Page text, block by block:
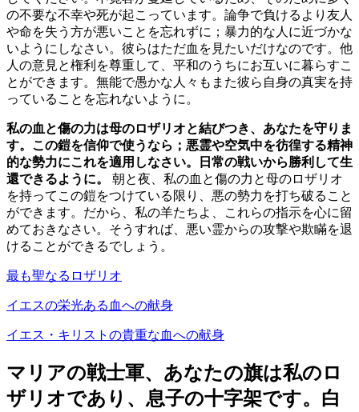
の不要な不幸や死が起こっています。論争で負けるより友人
や命を失う方が悪いことを忘れずに；暴力的な人に近づかな
いようにしなさい。彼らはただ血を見たいだけなのです。他
人の意見と権利を尊重して、平和のうちにお互いに暮らすこ
とができます。無能で愚かな人々もまた彼ら自身の真実を持
っていることを忘れないように。
私の血と傷の力は母のロザリオと結びつき、あなたを守りま
す。この鎧を信仰で使うなら；悪霊や空気中を彷徨する精神
的な勢力にこれを適用しなさい。日常の戦いから勝利して生
還できるように。
朝と夜、私の血と傷の力と母のロザリオ
を持ってこの鎧をつけている限り、悪の勢力を打ち破ること
ができます。だから、私の羊たちよ、これらの指示を心に留
めておきなさい。そうすれば、悪い霊からの攻撃や欺瞞を退
けることができるでしょう。
最も聖なるロザリオ
イエスの栄光ある血への献身
イエス・キリストの貴重な血への献身
マリアの戦士軍、あなたの旗は私のロ
ザリオであり、息子の十字架です。白